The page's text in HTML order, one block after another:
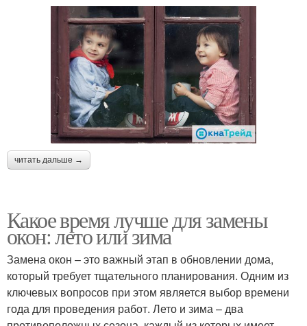
читать дальше →
Какое время лучше для замены
окон: лето или зима
Замена окон – это важный этап в обновлении дома,
который требует тщательного планирования. Одним из
ключевых вопросов при этом является выбор времени
года для проведения работ. Лето и зима – два